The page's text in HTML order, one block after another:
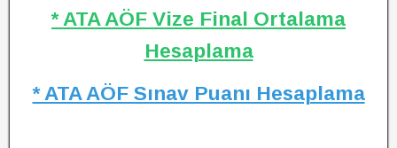
* ATA AÖF Vize Final Ortalama
Hesaplama
* ATA AÖF Sınav Puanı Hesaplama